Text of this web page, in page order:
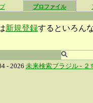
プロファイル
新規登録するといろん
- 2026 未来検索ブラジル - ２